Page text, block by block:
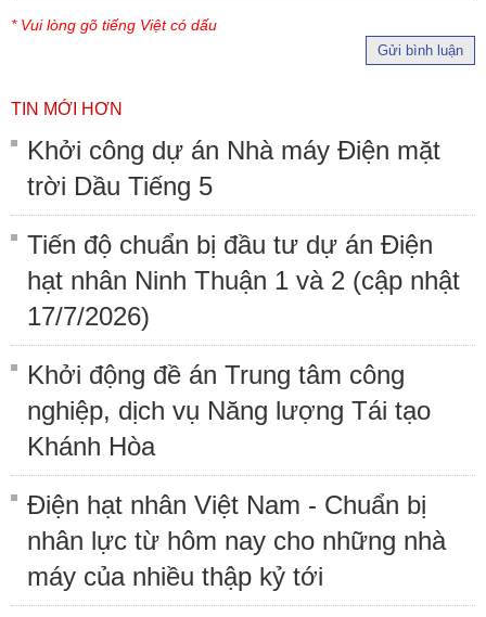
* Vui lòng gõ tiếng Việt có dấu
Gửi bình luận
TIN MỚI HƠN
Khởi công dự án Nhà máy Điện mặt
trời Dầu Tiếng 5
Tiến độ chuẩn bị đầu tư dự án Điện
hạt nhân Ninh Thuận 1 và 2 (cập nhật
17/7/2026)
Khởi động đề án Trung tâm công
nghiệp, dịch vụ Năng lượng Tái tạo
Khánh Hòa
Điện hạt nhân Việt Nam - Chuẩn bị
nhân lực từ hôm nay cho những nhà
máy của nhiều thập kỷ tới